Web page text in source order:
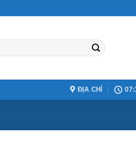
ĐỊA CHỈ